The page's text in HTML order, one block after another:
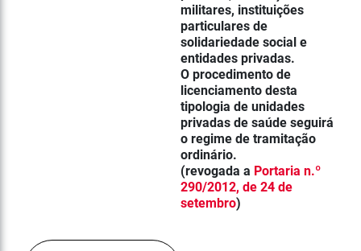
militares, instituições
particulares de
solidariedade social e
entidades privadas.
O procedimento de
licenciamento desta
tipologia de unidades
privadas de saúde seguirá
o regime de tramitação
ordinário.
(revogada a Portaria n.º
290/2012, de 24 de
setembro)